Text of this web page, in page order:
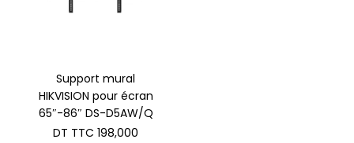
Support mural
HIKVISION pour écran
65″-86″ DS-D5AW/Q
DT TTC 198,000